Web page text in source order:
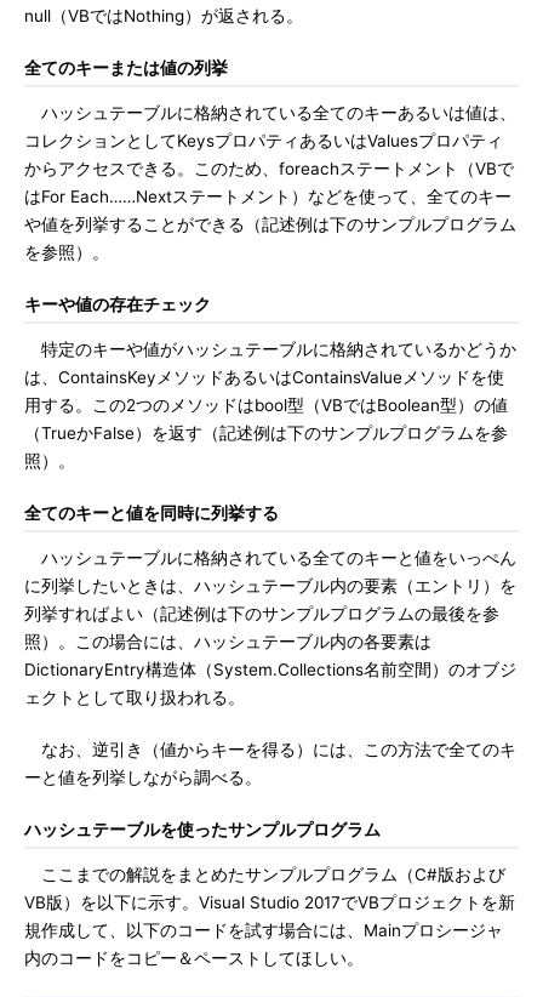
null（VBではNothing）が返される。
全てのキーまたは値の列挙
ハッシュテーブルに格納されている全てのキーあるいは値は、
コレクションとしてKeysプロパティあるいはValuesプロパティ
からアクセスできる。このため、foreachステートメント（VBで
はFor Each……Nextステートメント）などを使って、全てのキー
や値を列挙することができる（記述例は下のサンプルプログラム
を参照）。
キーや値の存在チェック
特定のキーや値がハッシュテーブルに格納されているかどうか
は、ContainsKeyメソッドあるいはContainsValueメソッドを使
用する。この2つのメソッドはbool型（VBではBoolean型）の値
（TrueかFalse）を返す（記述例は下のサンプルプログラムを参
照）。
全てのキーと値を同時に列挙する
ハッシュテーブルに格納されている全てのキーと値をいっぺん
に列挙したいときは、ハッシュテーブル内の要素（エントリ）を
列挙すればよい（記述例は下のサンプルプログラムの最後を参
照）。この場合には、ハッシュテーブル内の各要素は
DictionaryEntry構造体（System.Collections名前空間）のオブジ
ェクトとして取り扱われる。
なお、逆引き（値からキーを得る）には、この方法で全てのキ
ーと値を列挙しながら調べる。
ハッシュテーブルを使ったサンプルプログラム
ここまでの解説をまとめたサンプルプログラム（C#版および
VB版）を以下に示す。Visual Studio 2017でVBプロジェクトを新
規作成して、以下のコードを試す場合には、Mainプロシージャ
内のコードをコピー＆ペーストしてほしい。